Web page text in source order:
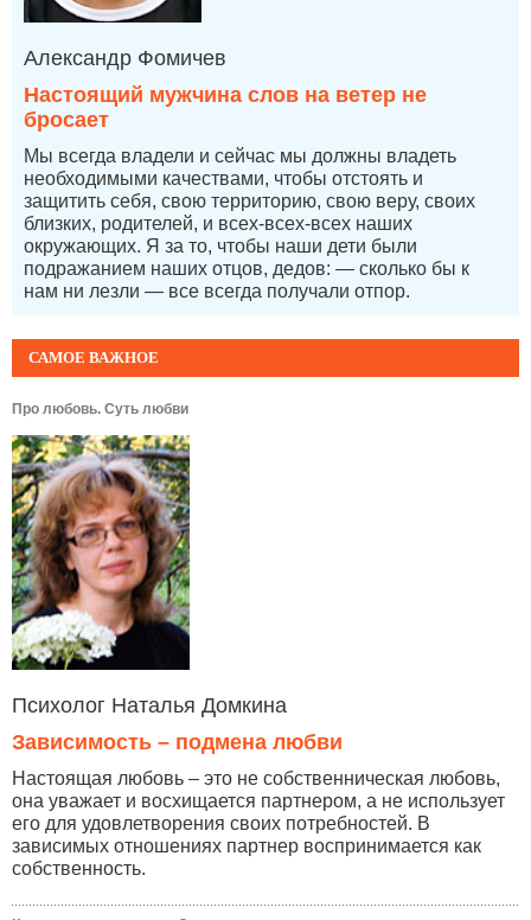
САМОЕ ВАЖНОЕ
Про любовь. Суть любви
Психолог Наталья Домкина
Зависимость – подмена любви
Настоящая любовь – это не собственническая любовь,
она уважает и восхищается партнером, а не использует
его для удовлетворения своих потребностей. В
зависимых отношениях партнер воспринимается как
собственность.
Александр Фомичев
Настоящий мужчина слов на ветер не
бросает
Мы всегда владели и сейчас мы должны владеть
необходимыми качествами, чтобы отстоять и
защитить себя, свою территорию, свою веру, своих
близких, родителей, и всех-всех-всех наших
окружающих. Я за то, чтобы наши дети были
подражанием наших отцов, дедов: — сколько бы к
нам ни лезли — все всегда получали отпор.